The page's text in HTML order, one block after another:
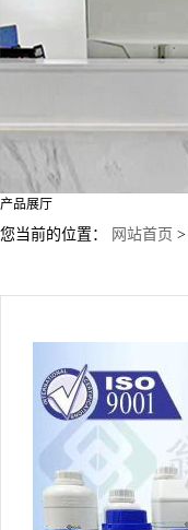
产品展厅
您当前的位置： 网站首页 >